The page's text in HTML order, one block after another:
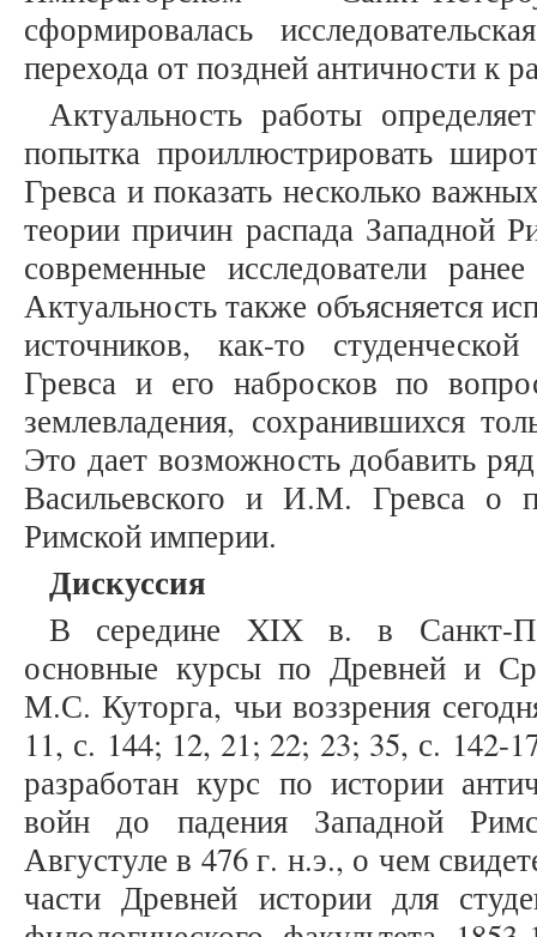
сформировалась
перехода от поздней античности к
Актуальность работы
попытка проиллюстрировать
Гревса и показать несколько
теории причин распада Западной
современные исследователи
Актуальность также объясняется
источников, как-то
Гревса и его набросков по
землевладения, сохранившихся
Это дает возможность добавить
Васильевского и И.М. Гревса о
Римской империи.
Дискуссия
В середине XIX в. в Санкт-
основные курсы по Древней и
М.С. Куторга, чьи воззрения
11, с. 144; 12, 21; 22; 23; 35, с.
разработан курс по истории
войн до падения Западной
Августуле в 476 г. н.э., о чем
части Древней истории для